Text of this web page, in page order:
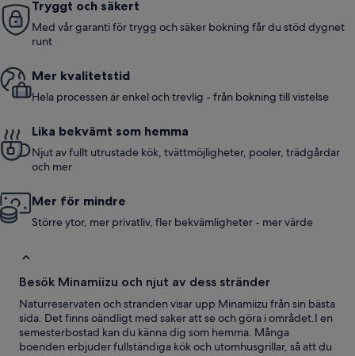
Tryggt och säkert
Med vår garanti för trygg och säker bokning får du stöd dygnet
runt
Mer kvalitetstid
Hela processen är enkel och trevlig - från bokning till vistelse
Lika bekvämt som hemma
Njut av fullt utrustade kök, tvättmöjligheter, pooler, trädgårdar
och mer
Mer för mindre
Större ytor, mer privatliv, fler bekvämligheter - mer värde
Besök Minamiizu och njut av dess stränder
Naturreservaten och stranden visar upp Minamiizu från sin bästa
sida. Det finns oändligt med saker att se och göra i området.I en
semesterbostad kan du känna dig som hemma. Många
boenden erbjuder fullständiga kök och utomhusgrillar, så att du